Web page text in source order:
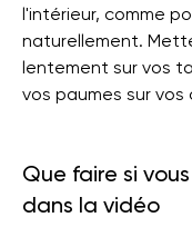
l'intérieur, comme
naturellement.
lentement sur vos
vos paumes sur vos
Que faire si
dans la vidéo